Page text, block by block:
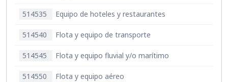
514535 Equipo de hoteles y restaurantes
514540 Flota y equipo de transporte
514545 Flota y equipo fluvial y/o marítimo
514550 Flota y equipo aéreo